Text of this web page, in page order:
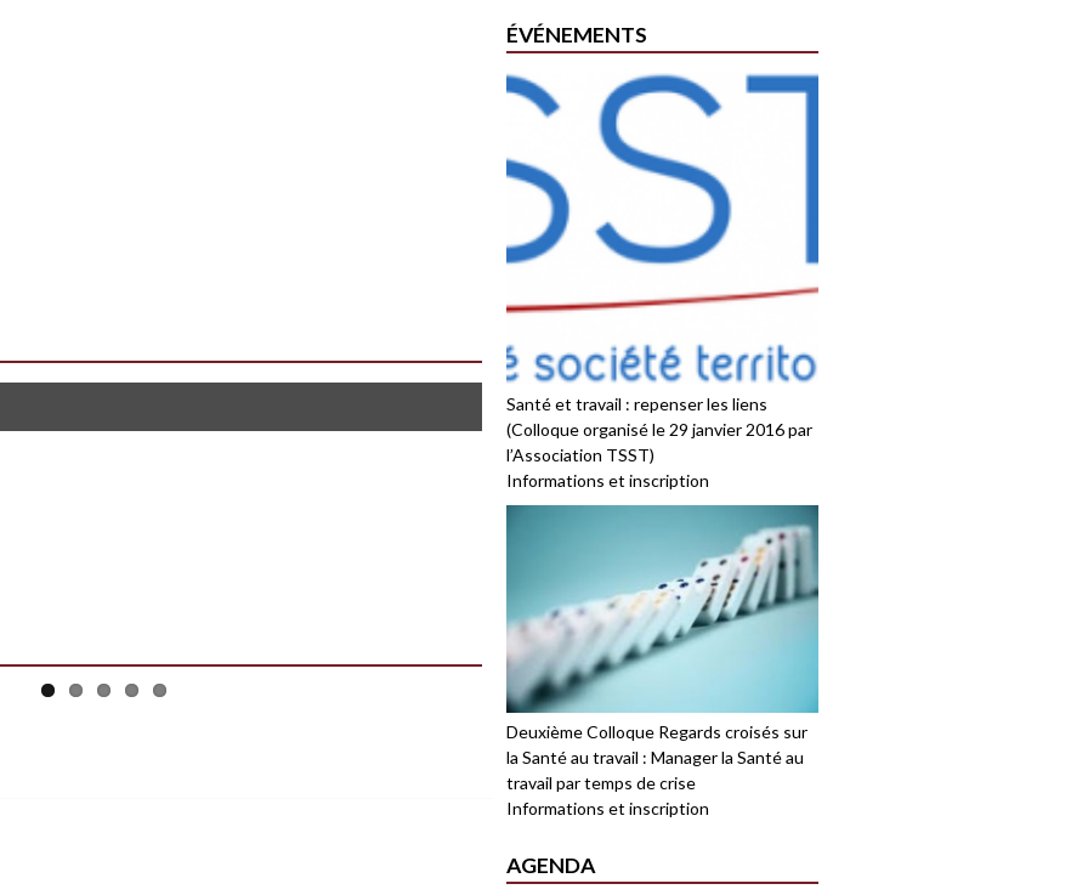
ÉVÉNEMENTS
Santé et travail : repenser les liens
(Colloque organisé le 29 janvier 2016 par
l’Association TSST)
Informations et inscription
Deuxième Colloque Regards croisés sur
la Santé au travail : Manager la Santé au
travail par temps de crise
Informations et inscription
AGENDA